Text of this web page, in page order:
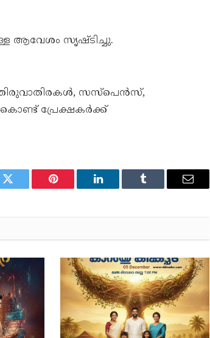
ആവേശം സൃഷ്ടിച്ചു.
തിരുവാതിരകൾ, സസ്പെൻസ്,
പ്രേക്ഷകർക്ക്
Twitter Pinterest LinkedIn Tumblr Email